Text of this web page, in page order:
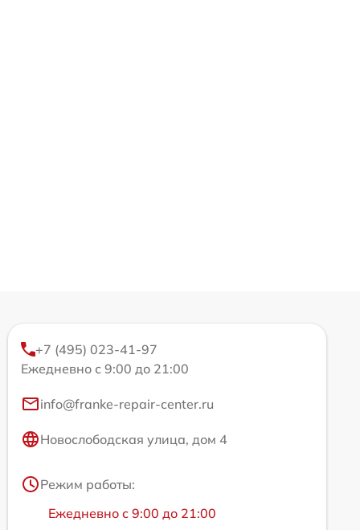
+7 (495) 023-41-97
Ежедневно с 9:00 до 21:00
info@franke-repair-center.ru
Новослободская улица, дом 4
Режим работы:
Ежедневно с 9:00 до 21:00